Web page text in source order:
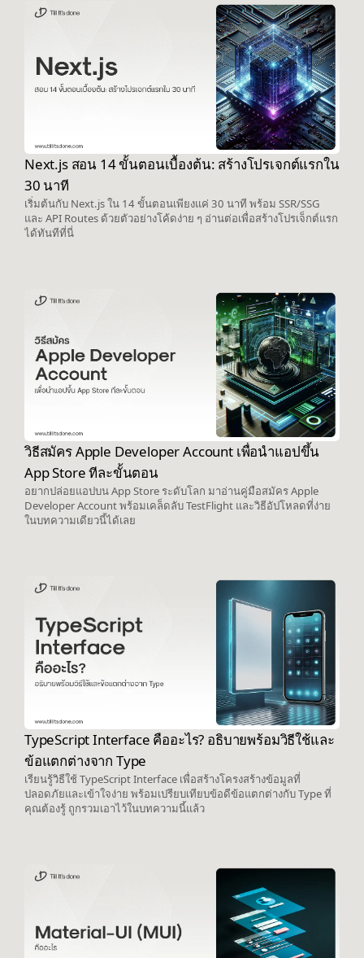
Next.js สอน 14 ขั้นตอนเบื้องต้น: สร้างโปรเจกต์แรกใน
30 นาที
เริ่มต้นกับ Next.js ใน 14 ขั้นตอนเพียงแค่ 30 นาที พร้อม SSR/SSG
และ API Routes ด้วยตัวอย่างโค้ดง่าย ๆ อ่านต่อเพื่อสร้างโปรเจ็กต์แรก
ได้ทันทีที่นี่
วิธีสมัคร Apple Developer Account เพื่อนำแอปขึ้น
App Store ทีละขั้นตอน
อยากปล่อยแอปบน App Store ระดับโลก มาอ่านคู่มือสมัคร Apple
Developer Account พร้อมเคล็ดลับ TestFlight และวิธีอัปโหลดที่ง่าย
ในบทความเดียวนี้ได้เลย
TypeScript Interface คืออะไร? อธิบายพร้อมวิธีใช้และ
ข้อแตกต่างจาก Type
เรียนรู้วิธีใช้ TypeScript Interface เพื่อสร้างโครงสร้างข้อมูลที่
ปลอดภัยและเข้าใจง่าย พร้อมเปรียบเทียบข้อดีข้อแตกต่างกับ Type ที่
คุณต้องรู้ ถูกรวมเอาไว้ในบทความนี้แล้ว